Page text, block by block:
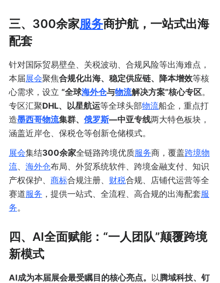
三、300余家服务商护航，一站式出海
配套
针对国际贸易壁垒、关税波动、合规风险等出海难点，
本届展会聚焦合规化出海、稳定供应链、降本增效等核
心需求，设立 “全球海外仓与物流解决方案”核心专区。
专区汇聚DHL、以星航运等全球头部物流船企，重点打
造墨西哥物流集群、 俄罗斯—中亚专线两大特色板块，
涵盖近岸仓、保税仓等创新仓储模式。
展会集结300余家全链路跨境优质服务商，覆盖跨境物
流、 海外仓布局、外贸系统软件、跨境金融支付、知识
产权保护、 商标合规注册、 财税合规、店铺代运营等全
赛道服务 ，提供一站式、全流程、高合规的出海配套服
务。
四、AI全面赋能：“一人团队”颠覆跨境
新模式
AI成为本届展会最受瞩目的核心亮点。 以腾域科技、钉